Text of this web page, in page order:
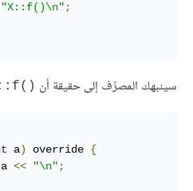
"X::f()\n";
سينبهك المصرِّف إلى حقيقة أن ()Y::f
a) override {
a << "\n";